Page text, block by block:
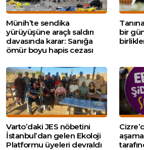
Münih’te sendika
yürüyüşüne araçlı saldırı
davasında karar: Sanığa
ömür boyu hapis cezası
bir
Varto’daki JES nöbetini
İstanbul’dan gelen Ekoloji
Platformu üyeleri devraldı